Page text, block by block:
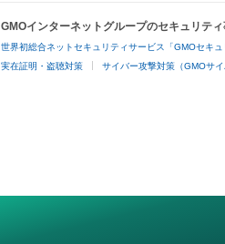
GMOインターネットグループのセキュリテ
世界初総合ネットセキュリティサービス「GMOセキュ
実在証明・盗聴対策 サイバー攻撃対策（GMOサ